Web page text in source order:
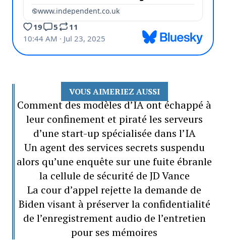
VOUS AIMERIEZ AUSSI
Comment des modèles d’IA ont échappé à
leur confinement et piraté les serveurs
d’une start-up spécialisée dans l’IA
Un agent des services secrets suspendu
alors qu’une enquête sur une fuite ébranle
la cellule de sécurité de JD Vance
La cour d’appel rejette la demande de
Biden visant à préserver la confidentialité
de l’enregistrement audio de l’entretien
pour ses mémoires